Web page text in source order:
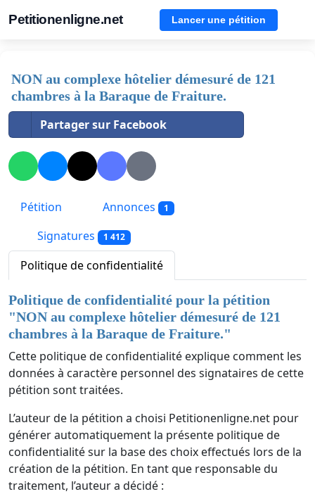
Petitionenligne.net Lancer une pétition
NON au complexe hôtelier démesuré de 121
chambres à la Baraque de Fraiture.
Partager sur Facebook
Pétition Annonces 1
Signatures 1 412
Politique de confidentialité
Politique de confidentialité pour la pétition
"NON au complexe hôtelier démesuré de 121
chambres à la Baraque de Fraiture."
Cette politique de confidentialité explique comment les
données à caractère personnel des signataires de cette
pétition sont traitées.
L’auteur de la pétition a choisi Petitionenligne.net pour
générer automatiquement la présente politique de
confidentialité sur la base des choix effectués lors de la
création de la pétition. En tant que responsable du
traitement, l’auteur a décidé :